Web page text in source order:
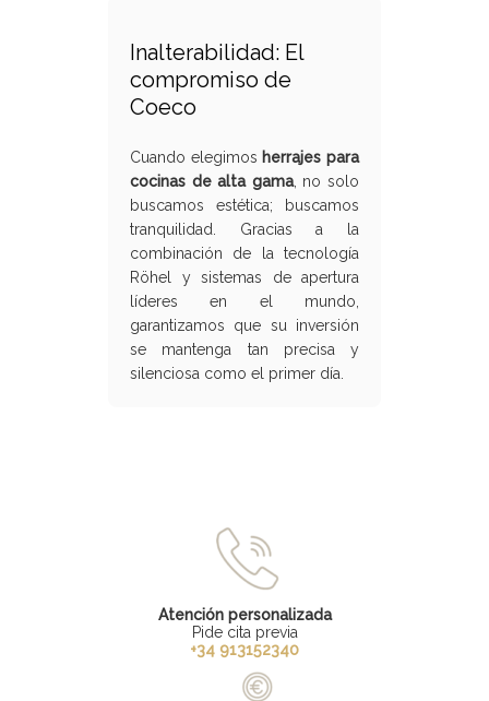
Inalterabilidad: El
compromiso de
Coeco
Cuando elegimos herrajes para
cocinas de alta gama, no solo
buscamos estética; buscamos
tranquilidad. Gracias a la
combinación de la tecnología
Röhel y sistemas de apertura
líderes en el mundo,
garantizamos que su inversión
se mantenga tan precisa y
silenciosa como el primer día.
Atención personalizada
Pide cita previa
+34 913152340